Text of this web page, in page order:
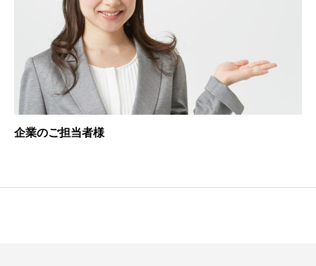
企業のご担当者様